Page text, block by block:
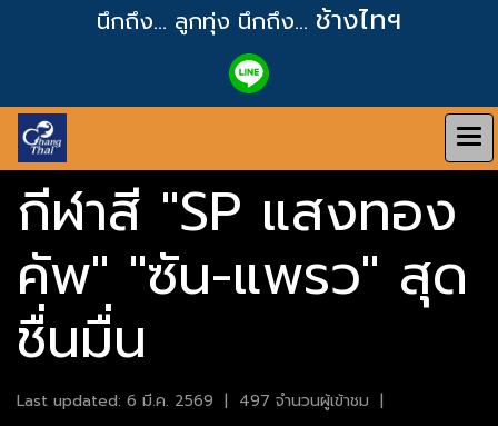
นึกถึง... ลูกทุ่ง นึกถึง... ช้างไทฯ
กีฬาสี "SP แสงทอง
คัพ" "ซัน-แพรว" สุด
ชื่นมื่น
Last updated: 6 มี.ค. 2569 | 497 จำนวนผู้เข้าชม |